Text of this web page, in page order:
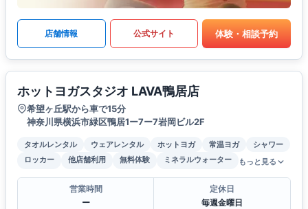
店舗情報 公式サイト 体験・相談予約
ホットヨガスタジオ LAVA鴨居店
希望ヶ丘駅から車で15分
神奈川県横浜市緑区鴨居1ー7ー7岩岡ビル2F
タオルレンタル ウェアレンタル ホットヨガ 常温ヨガ
シャワー
ロッカー
他店舗利用 無料体験 ミネラルウォーター もっと見る
営業時間
ー
定休日
毎週金曜日